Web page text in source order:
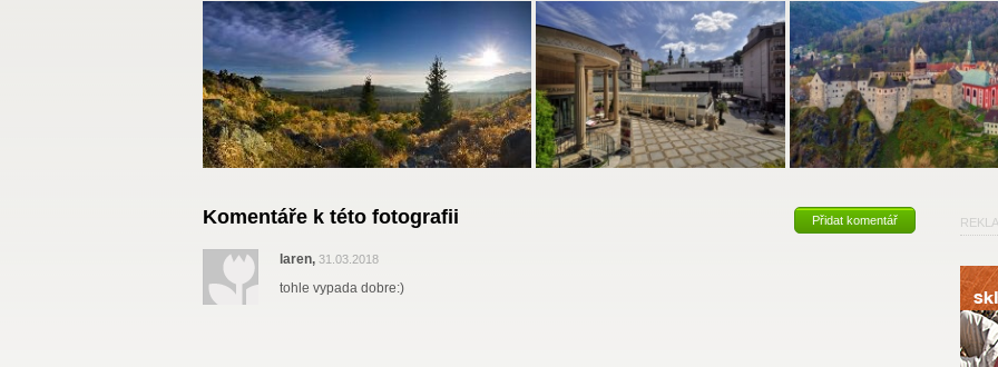
Komentáře k této fotografii Přidat komentář
laren, 31.03.2018
tohle vypada dobre:)